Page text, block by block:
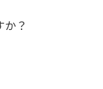
？